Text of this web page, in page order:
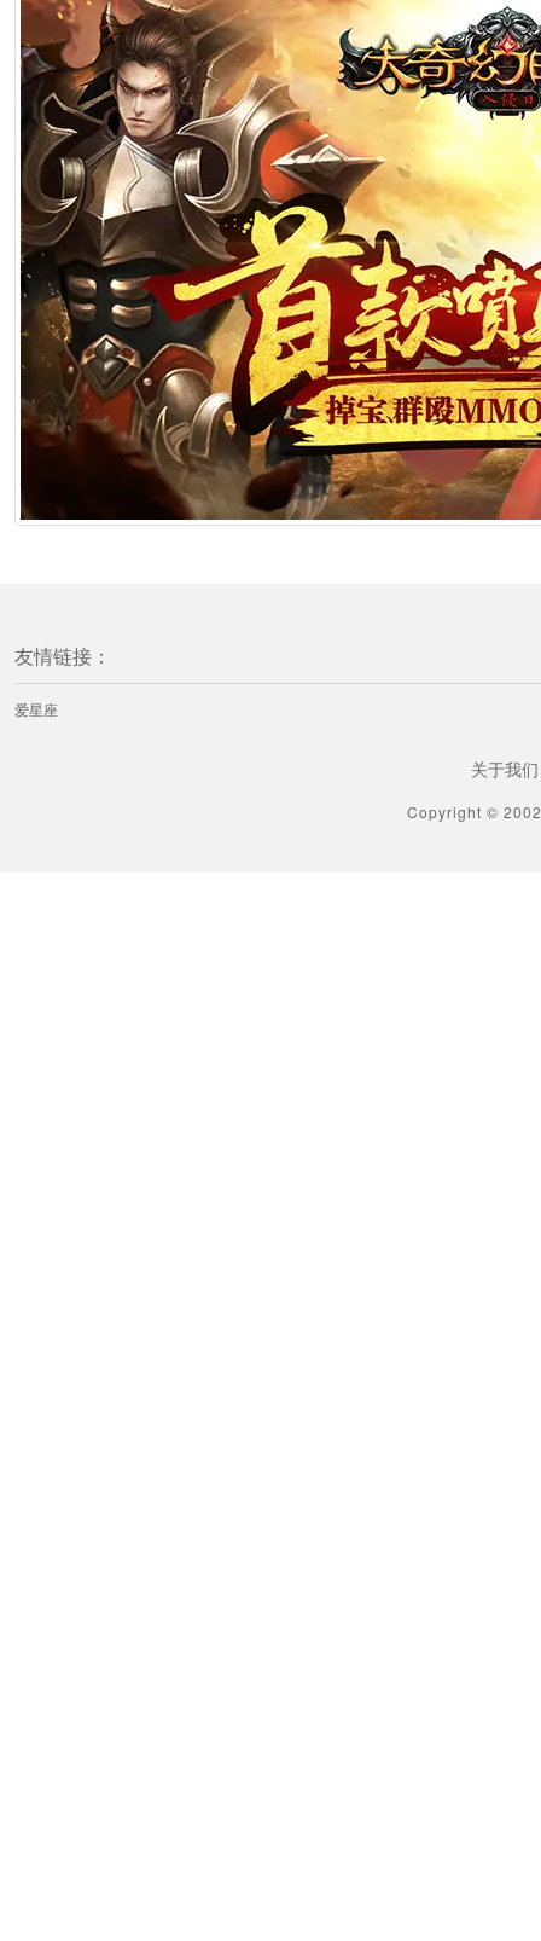
友情链接：
爱星座
关于我们
Copyright ©